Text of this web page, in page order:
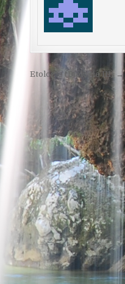
Post
navigation
Etologie (Biologie III) →